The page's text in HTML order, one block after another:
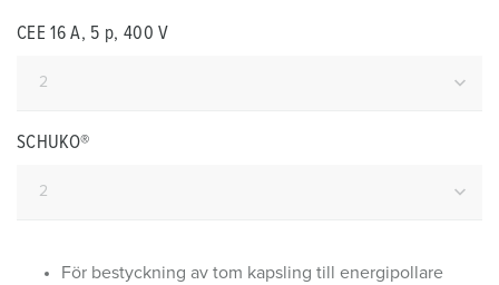
CEE 16 A, 5 p, 400 V
SCHUKO®
För bestyckning av tom kapsling till energipollare